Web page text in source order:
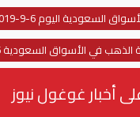
السعودية اليوم 6-9-2019
في الأسواق السعودية 6-9-2019
على أخبار غوغول نيوز